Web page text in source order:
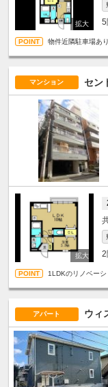
5
物件近隣駐車場あ
マンション セン
2
1LDKのリノベー
アパート ウィ